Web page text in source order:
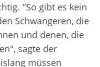
"So gibt es kein
Schwangeren, die
und denen, die
sagte der
müssen